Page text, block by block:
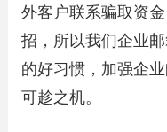
外客户联系骗取资
招，所以我们企业
的好习惯，加强企
可趁之机。